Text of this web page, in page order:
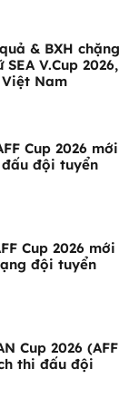
& BXH chặng
V.Cup 2026,
Nam
Cup 2026 mới
đội tuyển
Cup 2026 mới
đội tuyển
Cup 2026 (AFF
thi đấu đội